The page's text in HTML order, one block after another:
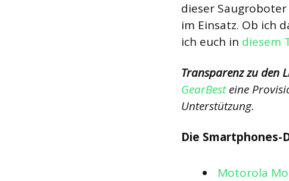
dieser
im Einsatz. Ob ich
ich euch in diesem
Transparenz zu den
GearBesteine
Unterstützung.
Die Smartphones-
Motorola